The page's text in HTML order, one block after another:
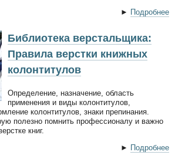
► Подробнее
Библиотека верстальщика:
Правила верстки книжных
колонтитулов
Определение, назначение, область
применения и виды колонтитулов,
колонтитулов, знаки препинания.
полезно помнить профессионалу и важно
книг.
► Подробнее